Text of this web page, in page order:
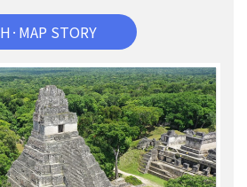
H·MAP STORY